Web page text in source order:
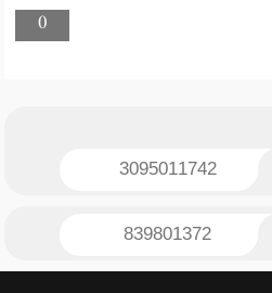
0
3095011742
839801372